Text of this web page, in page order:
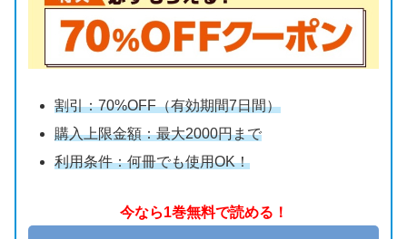
割引：70%OFF（有効期間7日間）
購入上限金額：最大2000円まで
利用条件：何冊でも使用OK！
今なら1巻無料で読める！